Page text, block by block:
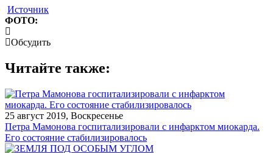
Источник
ФОТО:
Обсудить
Читайте также:
25 август 2019, Воскресенье
Петра Мамонова госпитализировали с инфарктом миокарда.
Его состояние стабилизировалось